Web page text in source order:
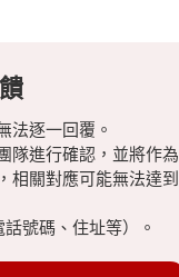
法逐一回覆。
隊進行確認，並將作為
相關對應可能無法達到
號碼、住址等）。